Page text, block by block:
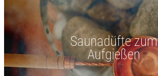
Saunadüfte zum
Aufgießen